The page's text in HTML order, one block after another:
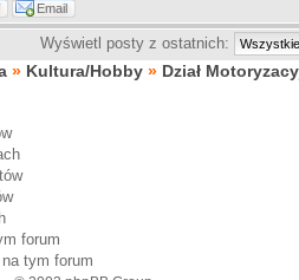
Email
Wyświetl posty z ostatnich:
» Kultura/Hobby » Dział
forum
tym forum